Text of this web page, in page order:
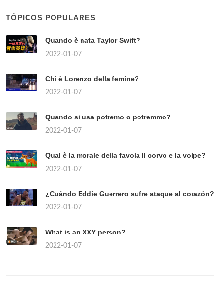
TÓPICOS POPULARES
Quando è nata Taylor Swift?
2022-01-07
Chi è Lorenzo della femine?
2022-01-07
Quando si usa potremo o potremmo?
2022-01-07
Qual è la morale della favola Il corvo e la volpe?
2022-01-07
¿Cuándo Eddie Guerrero sufre ataque al corazón?
2022-01-07
What is an XXY person?
2022-01-07